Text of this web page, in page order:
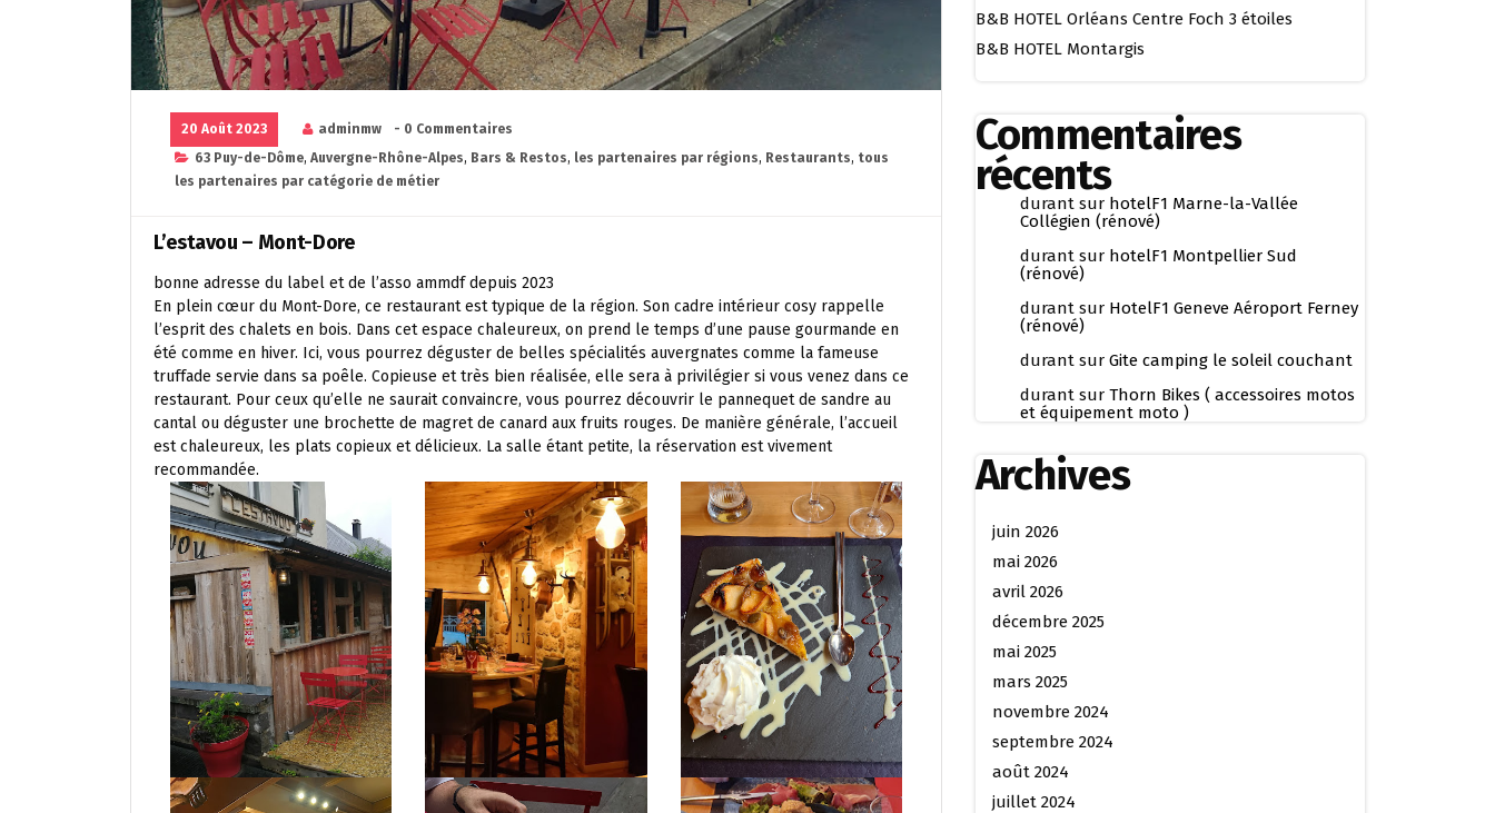
20 Août 2023 adminmw
- 0 Commentaires
63 Puy-de-Dôme, Auvergne-Rhône-Alpes, Bars & Restos, les partenaires par régions, Restaurants, tous
les partenaires par catégorie de métier
L’estavou – Mont-Dore
bonne adresse du label et de l’asso ammdf depuis 2023
En plein cœur du Mont-Dore, ce restaurant est typique de la région. Son cadre intérieur cosy rappelle
l’esprit des chalets en bois. Dans cet espace chaleureux, on prend le temps d’une pause gourmande en
été comme en hiver. Ici, vous pourrez déguster de belles spécialités auvergnates comme la fameuse
truffade servie dans sa poêle. Copieuse et très bien réalisée, elle sera à privilégier si vous venez dans ce
restaurant. Pour ceux qu’elle ne saurait convaincre, vous pourrez découvrir le pannequet de sandre au
cantal ou déguster une brochette de magret de canard aux fruits rouges. De manière générale, l’accueil
est chaleureux, les plats copieux et délicieux. La salle étant petite, la réservation est vivement
recommandée.
B&B HOTEL Orléans Centre Foch 3 étoiles
B&B HOTEL Montargis
Commentaires
récents
durant sur hotelF1 Marne-la-Vallée
Collégien (rénové)
durant sur hotelF1 Montpellier Sud
(rénové)
durant sur HotelF1 Geneve Aéroport Ferney
(rénové)
durant sur Gite camping le soleil couchant
durant sur Thorn Bikes ( accessoires motos
et équipement moto )
Archives
juin 2026
mai 2026
avril 2026
décembre 2025
mai 2025
mars 2025
novembre 2024
septembre 2024
août 2024
juillet 2024